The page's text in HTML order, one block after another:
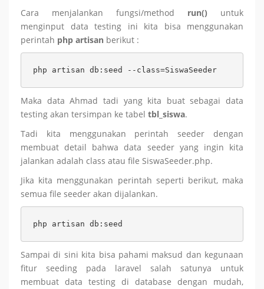
Cara menjalankan fungsi/method run() untuk
menginput data testing ini kita bisa menggunakan
perintah php artisan berikut :
php artisan db:seed --class=SiswaSeeder
Maka data Ahmad tadi yang kita buat sebagai data
testing akan tersimpan ke tabel tbl_siswa.
Tadi kita menggunakan perintah seeder dengan
membuat detail bahwa data seeder yang ingin kita
jalankan adalah class atau file SiswaSeeder.php.
Jika kita menggunakan perintah seperti berikut, maka
semua file seeder akan dijalankan.
php artisan db:seed
Sampai di sini kita bisa pahami maksud dan kegunaan
fitur seeding pada laravel salah satunya untuk
membuat data testing di database dengan mudah,